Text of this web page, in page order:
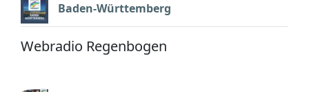
Baden-Württemberg
Webradio Regenbogen